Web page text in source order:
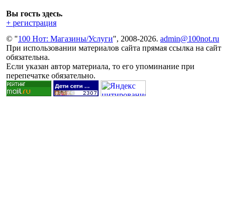
Вы гость здесь.
+ регистрация
© "100 Нот: Магазины/Услуги", 2008-2026. admin@100not.ru
При использовании материалов сайта прямая ссылка на сайт
обязательна.
Если указан автор материала, то его упоминание при
перепечатке обязательно.